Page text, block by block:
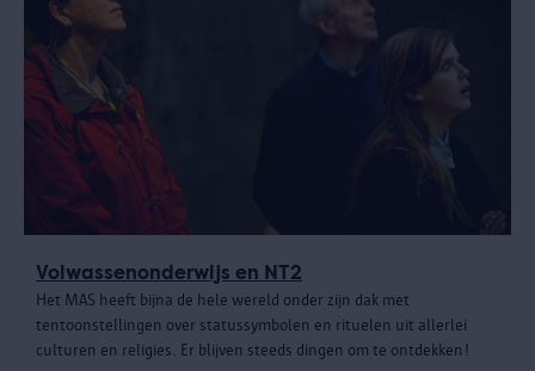
Volwassenonderwijs en NT2
Het MAS heeft bijna de hele wereld onder zijn dak met
tentoonstellingen over statussymbolen en rituelen uit allerlei
culturen en religies. Er blijven steeds dingen om te ontdekken!